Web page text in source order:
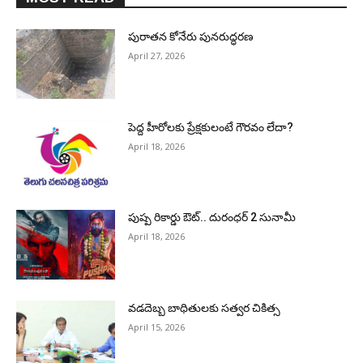
పురాత‌న కోనేరు పున‌రుద్ధ‌ర‌ణ
April 27, 2026
పెద్ద హీరోల‌కు ప్రేక్ష‌కులంటే గౌర‌వం లేదా?
April 18, 2026
పుష్ప రికార్డు ఔట్‌.. దురంధ‌ర్ 2 సునామీ
April 18, 2026
వడదెబ్బ బాధితులకు సత్వర చికిత్స
April 15, 2026